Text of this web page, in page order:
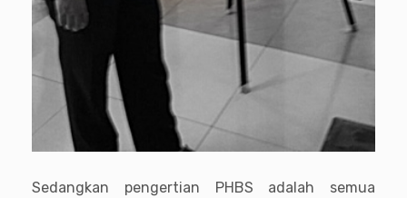
Sedangkan pengertian PHBS adalah semua